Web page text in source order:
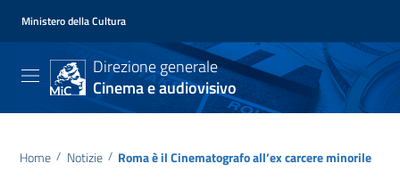
Ministero della Cultura
Direzione generale
Cinema e audiovisivo
Home / Notizie / Roma è il Cinematografo all’ex carcere minorile